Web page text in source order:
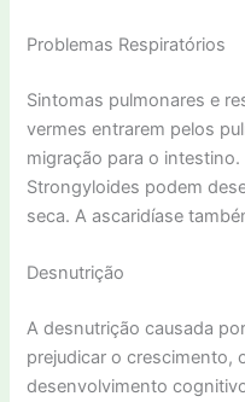
Problemas Respiratórios
Sintomas pulmonares e
vermes entrarem pelos
migração para o
Strongyloides podem
seca. A ascaridíase
Desnutrição
A desnutrição causada
prejudicar o crescimento,
desenvolvimento